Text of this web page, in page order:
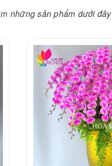
những sản phẩm dưới đây